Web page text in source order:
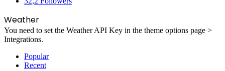
Weather
You need to set the Weather API Key in the theme options page >
Integrations.
Popular
Recent